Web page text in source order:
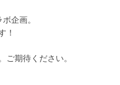
企画。
！
ご期待ください。